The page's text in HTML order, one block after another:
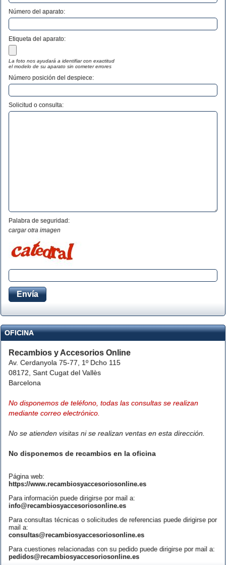
Número del aparato:
Etiqueta del aparato:
La foto nos ayudará a identifiar con exactitud
el modelo de su aparato sin cometer errores
Número posición del despiece:
Solicitud o consulta:
Palabra de seguridad:
cargar otra imagen
OFICINA
Recambios y Accesorios Online
Av. Cerdanyola 75-77, 1º Dcho 115
08172, Sant Cugat del Vallès
Barcelona
No disponemos de teléfono, todas las consultas se realizan
mediante correo electrónico.
No se atienden visitas ni se realizan ventas en esta dirección.
No disponemos de recambios en la oficina
Página web:
https://www.recambiosyaccesoriosonline.es
Para información puede dirigirse por mail a:
info@recambiosyaccesoriosonline.es
Para consultas técnicas o solicitudes de referencias puede dirigirse por
mail a:
consultas@recambiosyaccesoriosonline.es
Para cuestiones relacionadas con su pedido puede dirigirse por mail a:
pedidos@recambiosyaccesoriosonline.es